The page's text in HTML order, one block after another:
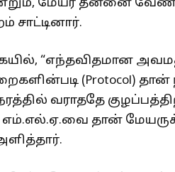
மேயர் தன்னை
சாட்டினார்.
“எந்தவிதமான
(Protocol) தான்
வராததே
எம்.எல்.ஏ.வை தான்